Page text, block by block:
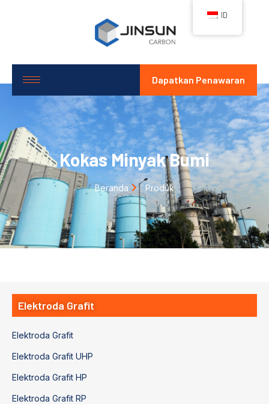
Dapatkan Penawaran
Kokas Minyak Bumi
Beranda Produk
Elektroda Grafit
Elektroda Grafit
Elektroda Grafit UHP
Elektroda Grafit HP
Elektroda Grafit RP
ID